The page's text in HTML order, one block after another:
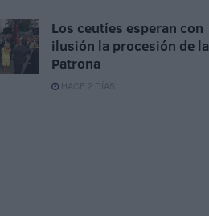
Los ceutíes esperan con
ilusión la procesión de la
Patrona
HACE 2 DÍAS